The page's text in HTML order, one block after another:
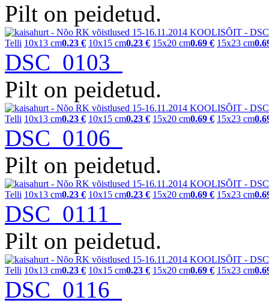
Pilt on peidetud.
Telli 10x13 cm0.23 € 10x15 cm0.23 € 15x20 cm0.69 € 15x23 cm
DSC_0103
Pilt on peidetud.
Telli 10x13 cm0.23 € 10x15 cm0.23 € 15x20 cm0.69 € 15x23 cm
DSC_0106
Pilt on peidetud.
Telli 10x13 cm0.23 € 10x15 cm0.23 € 15x20 cm0.69 € 15x23 cm
DSC_0111
Pilt on peidetud.
Telli 10x13 cm0.23 € 10x15 cm0.23 € 15x20 cm0.69 € 15x23 cm
DSC_0116